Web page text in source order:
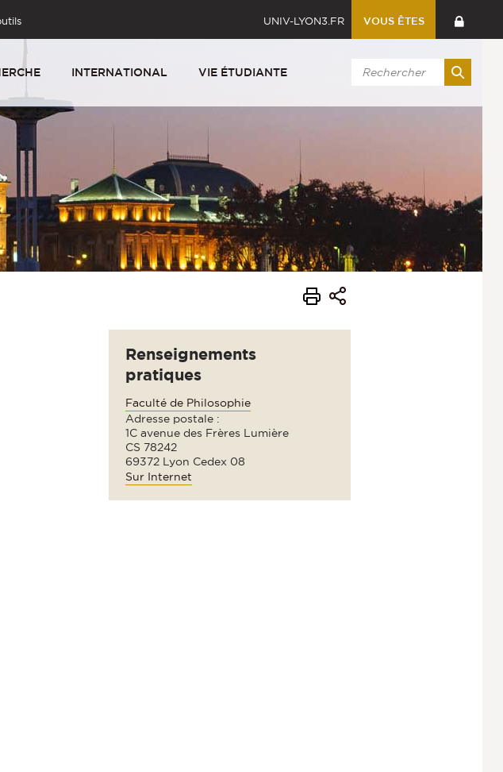
UNIV-LYON3.FR VOUS ÊTES
INTERNATIONAL VIE ÉTUDIANTE
Renseignements
pratiques
Faculté de Philosophie
Adresse postale :
1C avenue des Frères Lumière
CS 78242
69372 Lyon Cedex 08
Sur Internet